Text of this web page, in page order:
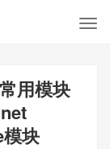
用模块
块